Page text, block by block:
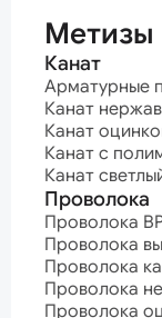
Метизы
Канат
Арматурные
Канат
Канат
Канат с
Канат
Проволока
Проволока
Проволока
Проволока
Проволока
Проволока